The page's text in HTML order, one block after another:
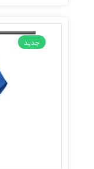
جدید